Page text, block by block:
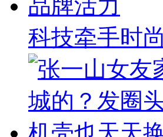
科技牵手时